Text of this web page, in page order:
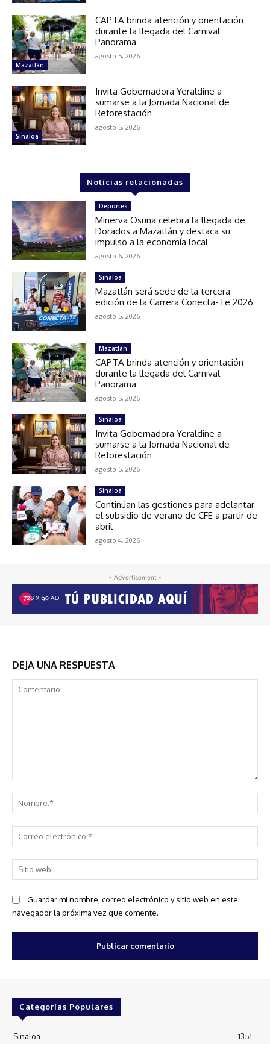
Mazatlán
CAPTA brinda atención y orientación
durante la llegada del Carnival
Panorama
agosto 5, 2026
Sinaloa
Invita Gobernadora Yeraldine a
sumarse a la Jornada Nacional de
Reforestación
agosto 5, 2026
Noticias relacionadas
Deportes
Minerva Osuna celebra la llegada de
Dorados a Mazatlán y destaca su
impulso a la economía local
agosto 6, 2026
Sinaloa
Mazatlán será sede de la tercera
edición de la Carrera Conecta-Te 2026
agosto 5, 2026
Mazatlán
CAPTA brinda atención y orientación
durante la llegada del Carnival
Panorama
agosto 5, 2026
Sinaloa
Invita Gobernadora Yeraldine a
sumarse a la Jornada Nacional de
Reforestación
agosto 5, 2026
Sinaloa
Continúan las gestiones para adelantar
el subsidio de verano de CFE a partir de
abril
agosto 4, 2026
- Advertisement -
DEJA UNA RESPUESTA
Guardar mi nombre, correo electrónico y sitio web en este
navegador la próxima vez que comente.
Categorías Populares
Sinaloa
1351